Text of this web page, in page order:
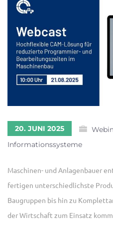
20. JUNI 2025
Informationssysteme
Maschinen- und Anlagenbauer
fertigen unterschiedlichste
Baugruppen bis hin zu
der Wirtschaft zum Einsatz